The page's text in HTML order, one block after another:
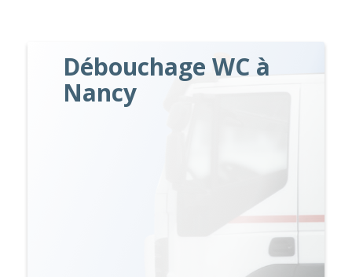
Débouchage WC à
Nancy